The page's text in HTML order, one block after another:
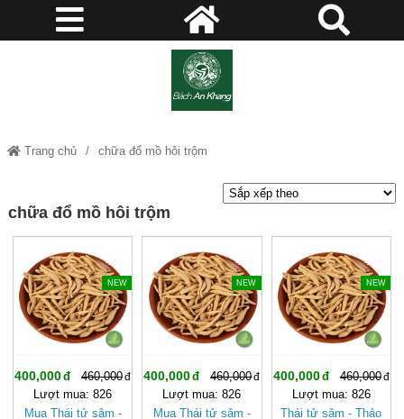
Trang chủ chữa đổ mồ hôi trộm
chữa đổ mồ hôi trộm
-13%
NEW
400,000
460,000
Lượt mua: 826
Mua Thái tử sâm -
-13%
NEW
400,000
460,000
Lượt mua: 826
Mua Thái tử sâm -
-13%
NEW
400,000
460,000
Lượt mua: 826
Thái tử sâm - Thảo